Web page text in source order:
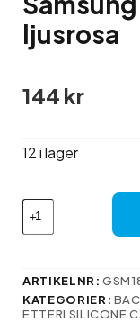
ljusrosa
144 kr
12 i lager
Etteri
Silikonfodral
för
Galaxy
i
ARTIKELNR:
KATEGORIER:
ETTERI SILICONE